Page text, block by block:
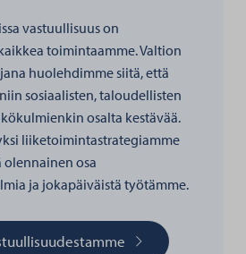
vastuullisuus on
toimintaamme. Valtion
huolehdimme siitä, että
sosiaalisten, taloudellisten
osalta kestävää.
liiketoimintastrategiamme
olennainen osa
ja jokapäiväistä työtämme.